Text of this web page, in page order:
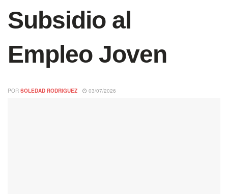
Subsidio al
Empleo Joven
POR SOLEDAD RODRIGUEZ 03/07/2026